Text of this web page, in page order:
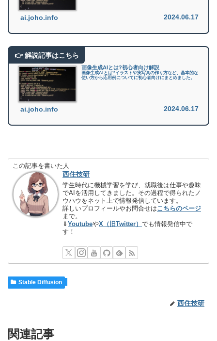
ai.joho.info 2024.06.17
画像生成AIとは?初心者向け解説
画像生成AIとは?イラストや実写真の作り方など、基本的な
使い方から応用例についてに初心者向けにまとめました。
ai.joho.info 2024.06.17
この記事を書いた人
西住技研
学生時代に機械学習を学び、就職後は仕事や趣味
でAIを活用してきました。その過程で得られたノ
ウハウをネット上で情報発信しています。
詳しいプロフィールやお問合せはこちらのページ
まで。
⇓YoutubeやX（旧Twitter）でも情報発信中で
す！
Stable Diffusion
西住技研
関連記事